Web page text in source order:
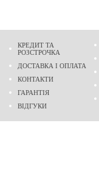
КРЕДИТ ТА
РОЗСТРОЧКА
ДОСТАВКА І ОПЛАТА
КОНТАКТИ
ГАРАНТІЯ
ВІДГУКИ